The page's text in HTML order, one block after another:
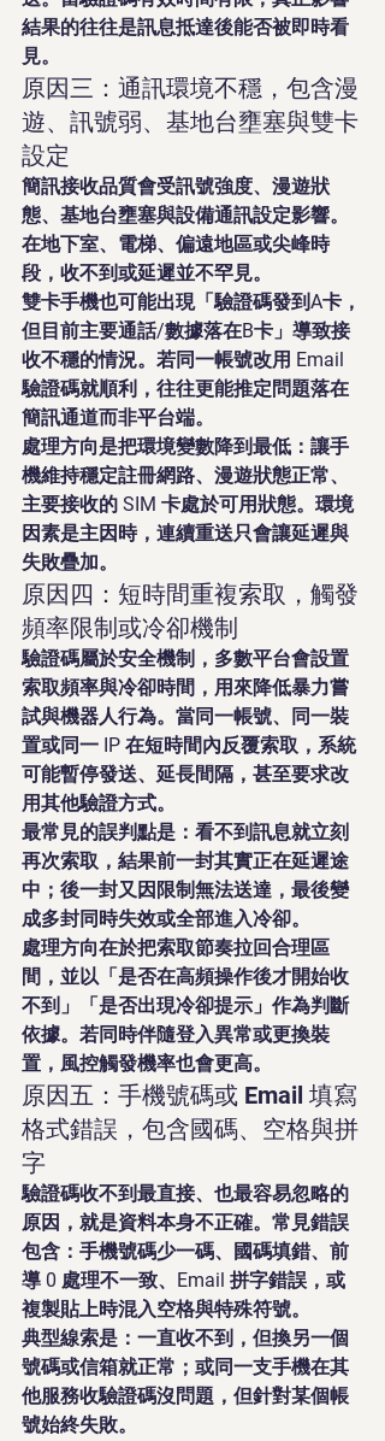
結果的往往是訊息抵達後能否被即時看
見。
原因三：通訊環境不穩，包含漫
遊、訊號弱、基地台壅塞與雙卡
設定
簡訊接收品質會受訊號強度、漫遊狀
態、基地台壅塞與設備通訊設定影響。
在地下室、電梯、偏遠地區或尖峰時
段，收不到或延遲並不罕見。
雙卡手機也可能出現「驗證碼發到A卡，
但目前主要通話/數據落在B卡」導致接
收不穩的情況。若同一帳號改用 Email
驗證碼就順利，往往更能推定問題落在
簡訊通道而非平台端。
處理方向是把環境變數降到最低：讓手
機維持穩定註冊網路、漫遊狀態正常、
主要接收的 SIM 卡處於可用狀態。環境
因素是主因時，連續重送只會讓延遲與
失敗疊加。
原因四：短時間重複索取，觸發
頻率限制或冷卻機制
驗證碼屬於安全機制，多數平台會設置
索取頻率與冷卻時間，用來降低暴力嘗
試與機器人行為。當同一帳號、同一裝
置或同一 IP 在短時間內反覆索取，系統
可能暫停發送、延長間隔，甚至要求改
用其他驗證方式。
最常見的誤判點是：看不到訊息就立刻
再次索取，結果前一封其實正在延遲途
中；後一封又因限制無法送達，最後變
成多封同時失效或全部進入冷卻。
處理方向在於把索取節奏拉回合理區
間，並以「是否在高頻操作後才開始收
不到」「是否出現冷卻提示」作為判斷
依據。若同時伴隨登入異常或更換裝
置，風控觸發機率也會更高。
原因五：手機號碼或 Email 填寫
格式錯誤，包含國碼、空格與拼
字
驗證碼收不到最直接、也最容易忽略的
原因，就是資料本身不正確。常見錯誤
包含：手機號碼少一碼、國碼填錯、前
導 0 處理不一致、Email 拼字錯誤，或
複製貼上時混入空格與特殊符號。
典型線索是：一直收不到，但換另一個
號碼或信箱就正常；或同一支手機在其
他服務收驗證碼沒問題，但針對某個帳
號始終失敗。